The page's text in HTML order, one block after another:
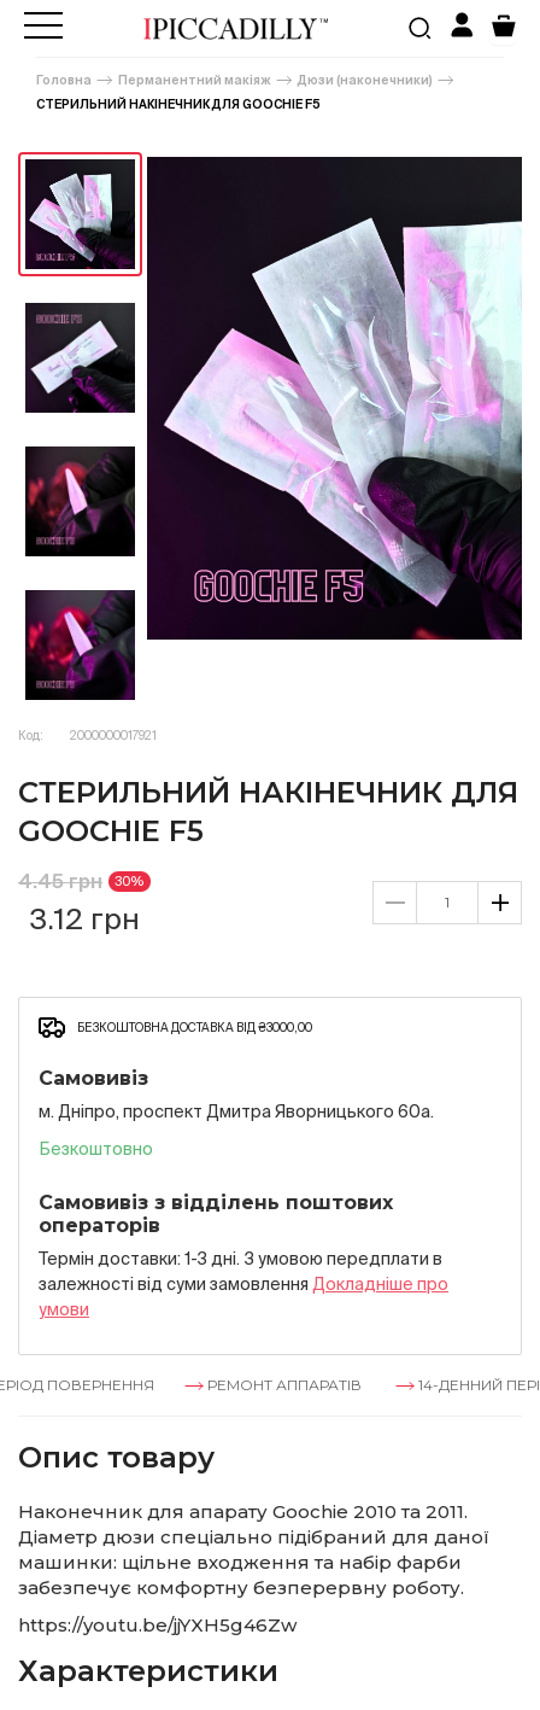
Головна Перманентний макіяж
Дюзи (наконечники)
СТЕРИЛЬНИЙ НАКІНЕЧНИК ДЛЯ GOOCHIE F5
Код: 2000000017921
СТЕРИЛЬНИЙ НАКІНЕЧНИК ДЛЯ
GOOCHIE F5
4.45 грн 30%
3.12 грн
БЕЗКОШТОВНА ДОСТАВКА ВІД ₴3000,00
Самовивіз
м. Дніпро, проспект Дмитра Яворницького 60а.
Безкоштовно
Самовивіз з відділень поштових
операторів
Термін доставки: 1-3 дні. З умовою передплати в
залежностi вiд суми замовлення Докладнiше про
умови
ПОВЕРНЕННЯ РЕМОНТ АППАРАТІВ 14-ДЕННИЙ
Опис товару
Наконечник для апарату Goochie 2010 та 2011.
Діаметр дюзи спеціально підібраний для даної
машинки: щільне входження та набір фарби
забезпечує комфортну безперервну роботу.
https://youtu.be/jjYXH5g46Zw
Характеристики